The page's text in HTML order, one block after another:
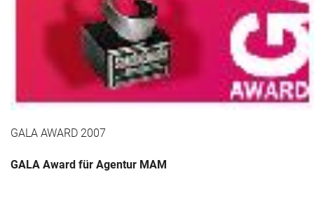
Das war 2012
Das war 2011
Das war 2010
GALA AWARD 2007
GALA Award für Agentur MAM